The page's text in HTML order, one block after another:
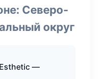
Северо-
округ
—